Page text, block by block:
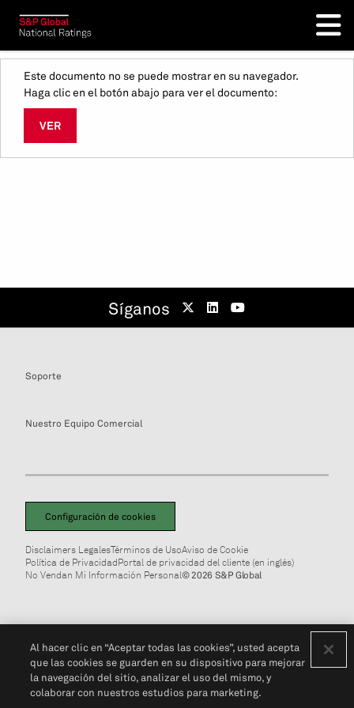
Este documento no se puede mostrar en su navegador.
Haga clic en el botón abajo para ver el documento:
VER
Síganos
Soporte
Nuestro Equipo Comercial
Configuración de cookies
Disclaimers LegalesTérminos de UsoAviso de Cookie
Política de PrivacidadPortal de privacidad del cliente (en inglés)
No Vendan Mi Información Personal© 2026 S&P Global
Al hacer clic en “Aceptar todas las cookies”, usted acepta
que las cookies se guarden en su dispositivo para mejorar
la navegación del sitio, analizar el uso del mismo, y
colaborar con nuestros estudios para marketing.